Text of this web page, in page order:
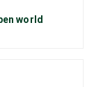
world